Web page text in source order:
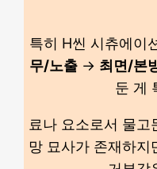
특히 H씬 시츄에이
무/노출→ 최면/본
둔 게
료나 요소로서 물
망 묘사가 존재하지